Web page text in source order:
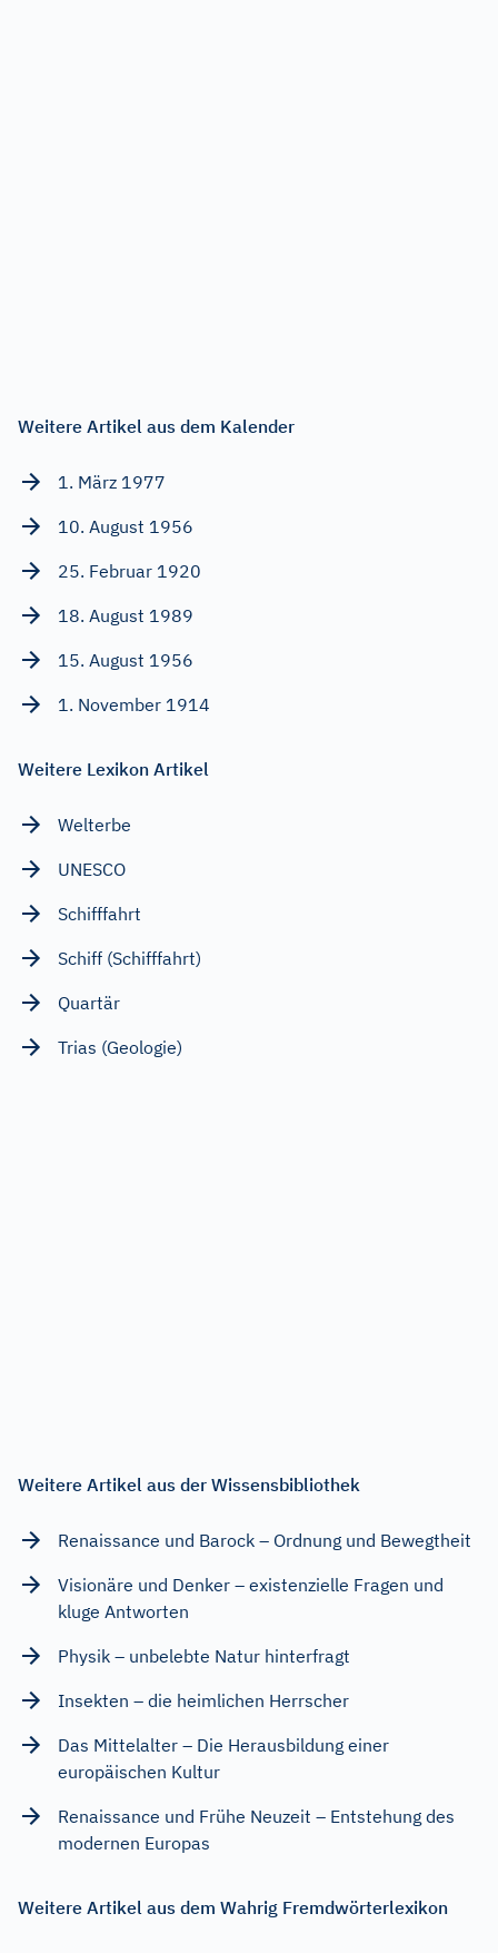
Weitere Artikel aus dem Kalender
1. März 1977
10. August 1956
25. Februar 1920
18. August 1989
15. August 1956
1. November 1914
Weitere Lexikon Artikel
Welterbe
UNESCO
Schifffahrt
Schiff (Schifffahrt)
Quartär
Trias (Geologie)
Weitere Artikel aus der Wissensbibliothek
Renaissance und Barock – Ordnung und Bewegtheit
Visionäre und Denker – existenzielle Fragen und
kluge Antworten
Physik – unbelebte Natur hinterfragt
Insekten – die heimlichen Herrscher
Das Mittelalter – Die Herausbildung einer
europäischen Kultur
Renaissance und Frühe Neuzeit – Entstehung des
modernen Europas
Weitere Artikel aus dem Wahrig Fremdwörterlexikon